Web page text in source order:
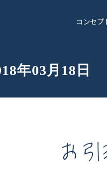
コンセプ
年03月18日
お